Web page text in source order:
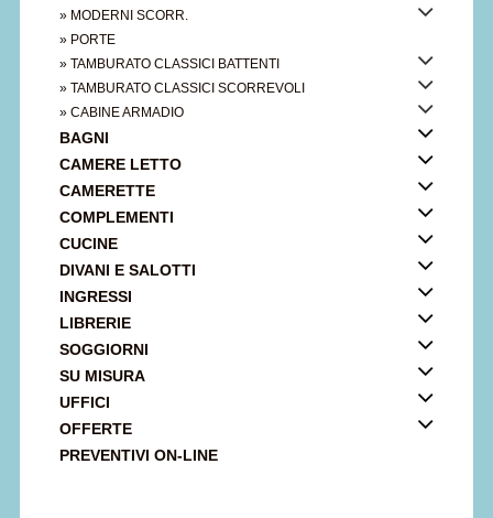
» MODERNI SCORR.
» PORTE
» TAMBURATO CLASSICI BATTENTI
» TAMBURATO CLASSICI SCORREVOLI
» CABINE ARMADIO
BAGNI
CAMERE LETTO
CAMERETTE
COMPLEMENTI
CUCINE
DIVANI E SALOTTI
INGRESSI
LIBRERIE
SOGGIORNI
SU MISURA
UFFICI
OFFERTE
PREVENTIVI ON-LINE